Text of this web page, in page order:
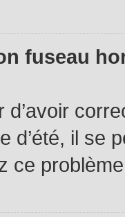
fuseau
d’avoir
d’été, il se
ce